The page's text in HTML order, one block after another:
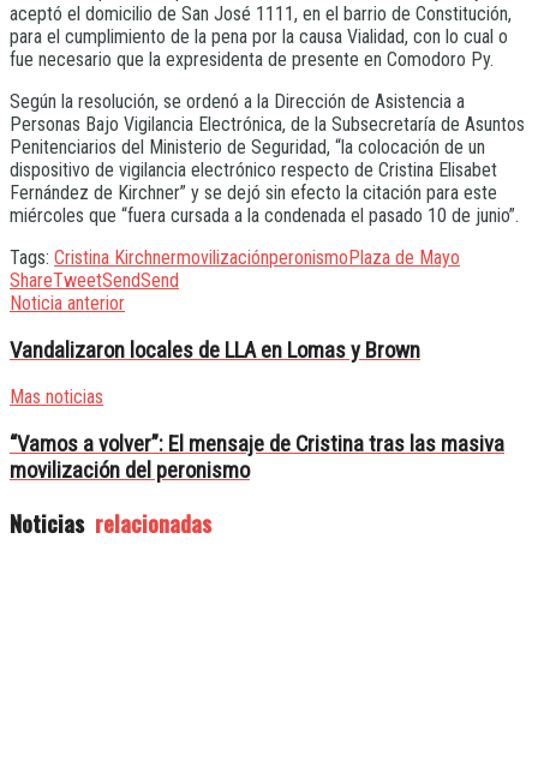
aceptó el domicilio de San José 1111, en el barrio de Constitución,
para el cumplimiento de la pena por la causa Vialidad, con lo cual o
fue necesario que la expresidenta de presente en Comodoro Py.
Según la resolución, se ordenó a la Dirección de Asistencia a
Personas Bajo Vigilancia Electrónica, de la Subsecretaría de Asuntos
Penitenciarios del Ministerio de Seguridad, “la colocación de un
dispositivo de vigilancia electrónico respecto de Cristina Elisabet
Fernández de Kirchner” y se dejó sin efecto la citación para este
miércoles que “fuera cursada a la condenada el pasado 10 de junio”.
Tags: Cristina KirchnermovilizaciónperonismoPlaza de Mayo
ShareTweetSendSend
Noticia anterior
Vandalizaron locales de LLA en Lomas y Brown
Mas noticias
“Vamos a volver”: El mensaje de Cristina tras las masiva
movilización del peronismo
Noticias relacionadas